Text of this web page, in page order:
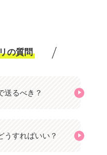
の質問
送るべき？
うすればいい？